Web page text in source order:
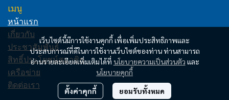
เว็บไซต์นี้มีการใช้งานคุกกี้ เพื่อเพิ่มประสิทธิภาพและ
ประสบการณ์ที่ดีในการใช้งานเว็บไซต์ของท่าน ท่านสามารถ
อ่านรายละเอียดเพิ่มเติมได้ที่ นโยบายความเป็นส่วนตัว และ
นโยบายคุกกี้
ตั้งค่าคุกกี้ ยอมรับทั้งหมด
เมนู
หน้าแรก
เกี่ยวกับ
ประชาสัมพันธ์
สิทธิ์ประโยชน์สมาชิก
เครือข่าย
ติดต่อเรา